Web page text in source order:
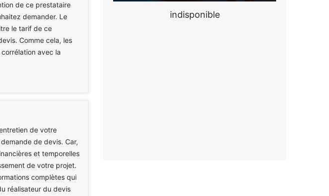
de ce prestataire
demander. Le
le tarif de ce
Comme cela, les
avec la
de votre
de devis. Car,
et temporelles
de votre projet.
complètes qui
réalisateur du devis
indisponible